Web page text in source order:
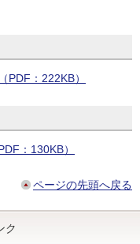
PDF：222KB）
：130KB）
ページの先頭へ戻る
ク